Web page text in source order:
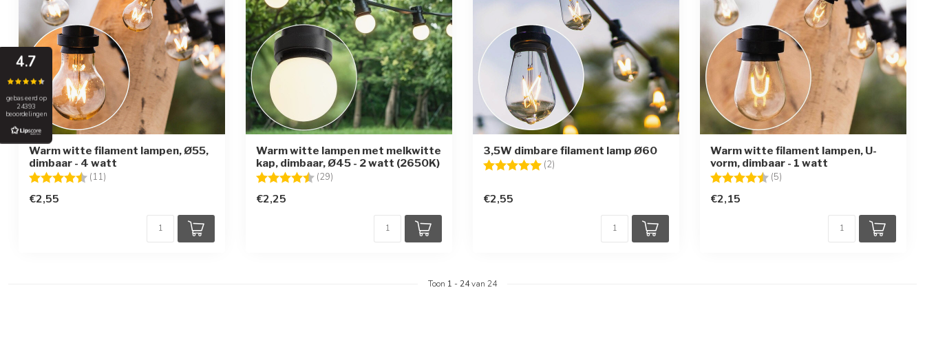
Warm witte filament lampen, Ø55,
dimbaar - 4 watt
Beoordeling: (11)
€2,55
Warm witte lampen met melkwitte
kap, dimbaar, Ø45 - 2 watt (2650K)
Beoordeling: (29)
€2,25
3,5W dimbare filament lamp Ø60
Beoordeling: (2)
€2,55
Warm witte filament lampen, U-
vorm, dimbaar - 1 watt
Beoordeling: (5)
€2,15
Toon 1 - 24van 24
4.7
gebaseerd op
24393
beoordelingen